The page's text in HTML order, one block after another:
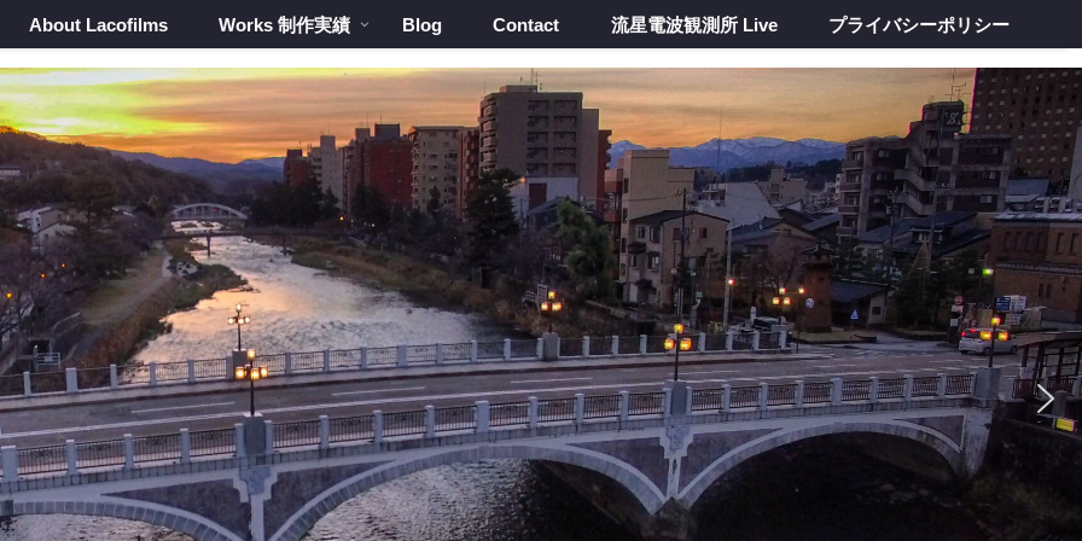
About Lacofilms Works 制作実績 Blog Contact 流星電波観測所 Live プライバシーポリシー